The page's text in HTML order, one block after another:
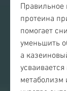
Правильное
протеина
помогает
уменьшить
а
метаболизм